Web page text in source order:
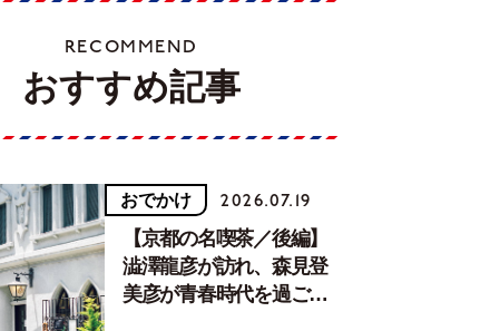
RECOMMEND
おすすめ記事
おでかけ 2026.07.19
【京都の名喫茶／後編】
澁澤龍彦が訪れ、森見登
美彦が青春時代を過ごし